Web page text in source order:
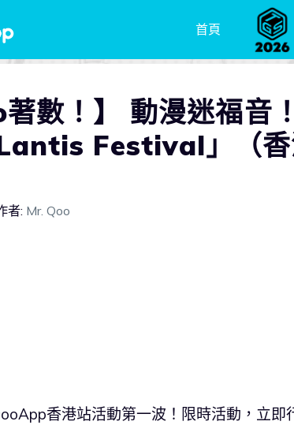
首頁
著數！】 動漫迷福
Festival」（香
者: Mr. Qoo
香港站活動第一波！限時活動，立即